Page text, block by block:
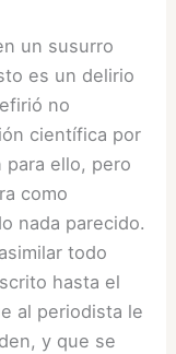
un susurro
es un delirio
no
científica por
ello, pero
como
nada parecido.
todo
hasta el
al periodista le
y que se